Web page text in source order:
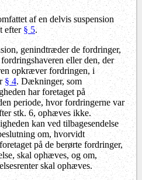
af en delvis suspension
efter § 5.
genindtræder de fordringer,
eller den, der
opkræver fordringen, i
§ 4. Dækninger, som
har foretaget på
periode, hvor fordringerne var
stk. 6, ophæves ikke.
kan ved tilbagesendelse
om, hvorvidt
på de berørte fordringer,
skal ophæves, og om,
skal ophæves.